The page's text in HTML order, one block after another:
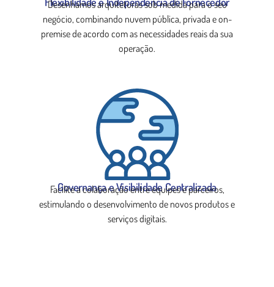
Desenhamos arquiteturas sob medida para o seu
negócio, combinando nuvem pública, privada e on-
premise de acordo com as necessidades reais da sua
operação.
Governança e Visibilidade Centralizada
Facilite a colaboração entre equipes e parceiros,
estimulando o desenvolvimento de novos produtos e
serviços digitais.